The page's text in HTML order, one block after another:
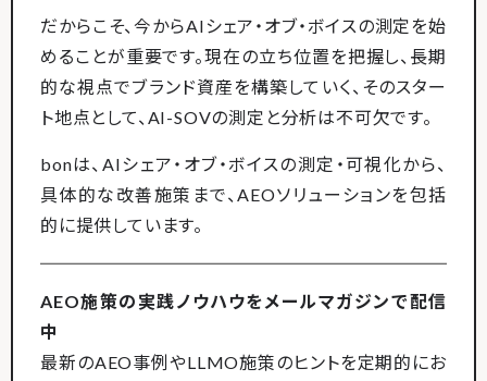
だからこそ、今からAIシェア・オブ・ボイスの測定を始
めることが重要です。現在の立ち位置を把握し、長期
的な視点でブランド資産を構築していく、そのスター
ト地点として、AI-SOVの測定と分析は不可欠です。
bonは、AIシェア・オブ・ボイスの測定・可視化から、
具体的な改善施策まで、AEOソリューションを包括
的に提供しています。
AEO施策の実践ノウハウをメールマガジンで配信
中
最新のAEO事例やLLMO施策のヒントを定期的にお